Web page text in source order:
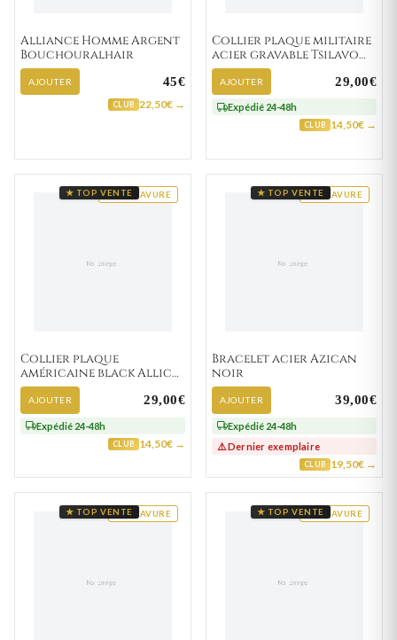
Alliance Homme Argent
Bouchouralhair
AJOUTER 45€
CLUB 22,50€ →
Collier plaque militaire
acier gravable Tsilavo
Strass
AJOUTER 29,00€
Expédié 24-48h
CLUB 14,50€ →
GRAVURE
★ TOP VENTE
Collier plaque
américaine black Allick
vierge
AJOUTER 29,00€
Expédié 24-48h
CLUB 14,50€ →
GRAVURE
★ TOP VENTE
Bracelet acier Azican
noir
AJOUTER 39,00€
Expédié 24-48h
⚠️ Dernier exemplaire
CLUB 19,50€ →
GRAVURE
★ TOP VENTE GRAVURE
★ TOP VENTE